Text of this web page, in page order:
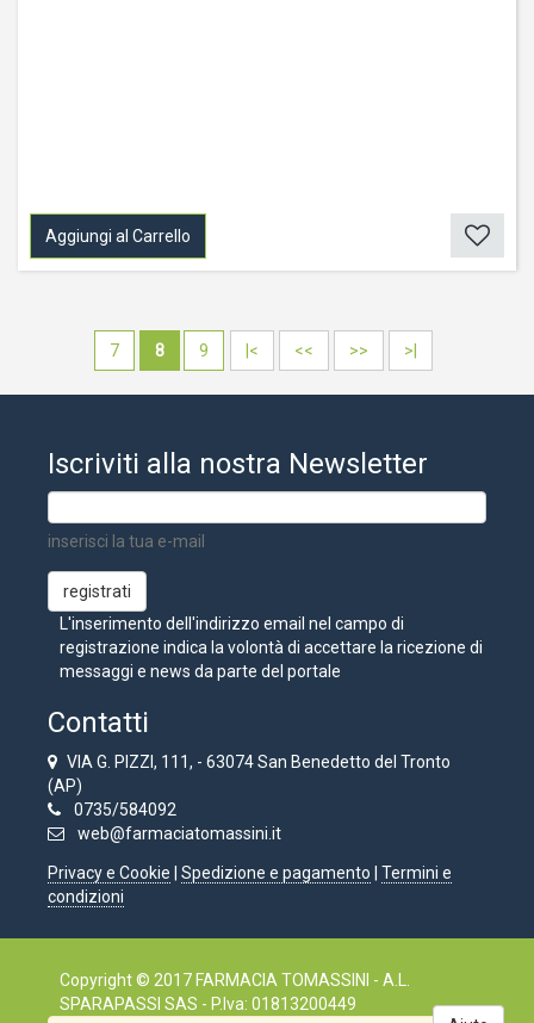
Aggiungi al Carrello
|< <<
7 8 9 >> >|
Iscriviti alla nostra Newsletter
inserisci la tua e-mail
L'inserimento dell'indirizzo email nel campo di
registrazione indica la volontà di accettare la ricezione di
messaggi e news da parte del portale
Contatti
VIA G. PIZZI, 111, - 63074 San Benedetto del Tronto
(AP)
0735/584092
web@farmaciatomassini.it
Privacy e Cookie Spedizione e pagamento
Termini e
condizioni
Copyright © 2017 FARMACIA TOMASSINI - A.L.
SPARAPASSI SAS - P.Iva: 01813200449